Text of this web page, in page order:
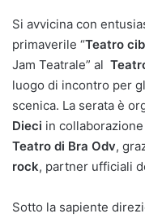
Si avvicina con
primaverile “Teatro
Jam Teatrale” al
luogo di incontro per
scenica. La serata è
Dieci in
Teatro di Bra Odv,
rock, partner ufficiali
Sotto la sapiente